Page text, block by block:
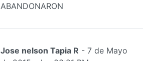
ABANDONARON
Jose nelson Tapia R - 7 de Mayo